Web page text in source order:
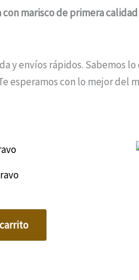
marisco de primera
y envíos rápidos. Sabemos
esperamos con lo mejor del